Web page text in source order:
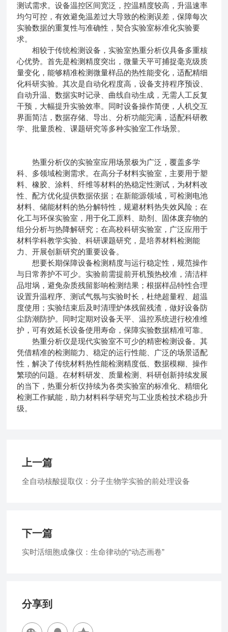
测试需求。设备温控区间宽泛，控温精度较高，升温速率
均匀可控，有效避免温差过大导致的检测误差，保障每次
实验数据的重复性与准确性，契合实验室标准化实验要
求。
相较于传统检测设备， 实验室热重分析仪具备多重核
心优势。首先是检测精度突出，微量天平可捕捉毫克级质
量变化，能够精准检测微量样品的热性能变化，适配精细
化科研实验。其次是自动化程度高，设备支持程序预设、
自动升温、数据实时记录、曲线自动生成，无需人工反复
干预，大幅提升实验效率。同时设备操作简便，人机交互
界面简洁，数据存储、导出、分析功能完满，适配科研教
学、批量质检、课题研究等多种实验室工作场景。
热重分析仪的实验室应用场景极为广泛，覆盖多学
科、多领域检测需求。在高分子材料实验室，主要用于塑
料、橡胶、涂料、纤维等材料的热稳定性测试，为材料改
性、配方优化提供数据依据；在新能源领域，可检测电池
材料、储能材料的热分解特性，规避材料热失效风险；在
化工与环保实验室，用于化工原料、助剂、固体废弃物的
组分分析与热降解研究；在高校科研实验室，广泛应用于
材料学科教学实验、科研课题研究，是培养材料检测能
力、开展创新研究的重要设备。
想要长期保障设备检测精度与运行稳定性，规范操作
与日常养护不可少。实验前需提前开机预热校准，清洁样
品坩埚，避免杂质残留影响检测结果；根据样品特性合理
设置升温程序、测试气氛与实验时长，杜绝超量程、超温
度使用；实验结束后及时清理炉体残留残渣，做好设备防
尘防潮防护。同时定期对设备天平、温控系统进行校准维
护，可有效延长设备使用寿命，保障实验数据精准可靠。
热重分析仪是现代实验室不可少的精密检测设备。其
凭借精准的检测能力、稳定的运行性能、广泛的场景适配
性，解决了传统材料热性能检测精度低、数据模糊、操作
繁琐的问题。在材料研发、质量检测、科研创新持续发展
的当下，热重分析仪持续为各类实验室的标准化、精细化
检测工作赋能，助力材料科学研究与工业质检技术稳步升
级。
上一篇
全自动核酸提取仪：分子生物学实验的前处理设备
下一篇
实时活细胞成像仪：生命律动的“动态画卷”
分享到